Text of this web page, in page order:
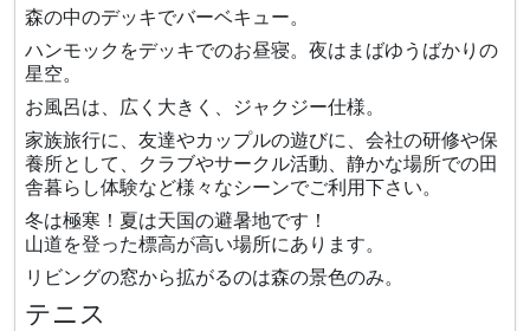
森の中のデッキでバーベキュー。
ハンモックをデッキでのお昼寝。夜はまばゆうばかりの
星空。
お風呂は、広く大きく、ジャクジー仕様。
家族旅行に、友達やカップルの遊びに、会社の研修や保
養所として、クラブやサークル活動、静かな場所での田
舎暮らし体験など様々なシーンでご利用下さい。
冬は極寒！夏は天国の避暑地です！
山道を登った標高が高い場所にあります。
リビングの窓から拡がるのは森の景色のみ。
テニス